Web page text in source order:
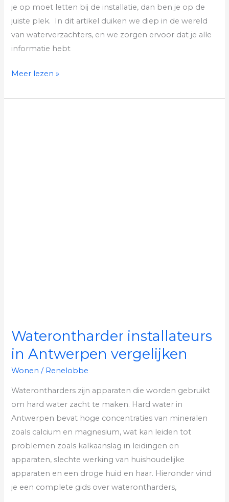
je op moet letten bij de installatie, dan ben je op de
juiste plek. In dit artikel duiken we diep in de wereld
van waterverzachters, en we zorgen ervoor dat je alle
informatie hebt
Meer lezen »
Waterontharder installateurs
in Antwerpen vergelijken
Wonen / Renelobbe
Waterontharders zijn apparaten die worden gebruikt
om hard water zacht te maken. Hard water in
Antwerpen bevat hoge concentraties van mineralen
zoals calcium en magnesium, wat kan leiden tot
problemen zoals kalkaanslag in leidingen en
apparaten, slechte werking van huishoudelijke
apparaten en een droge huid en haar. Hieronder vind
je een complete gids over waterontharders,